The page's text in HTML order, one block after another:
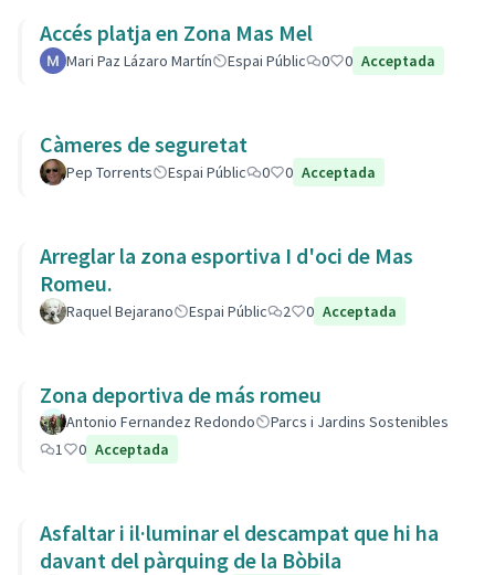
Accés platja en Zona Mas Mel
Mari Paz Lázaro Martín Espai Públic 0 0 Acceptada
Càmeres de seguretat
Pep Torrents Espai Públic 0 0 Acceptada
Arreglar la zona esportiva I d'oci de Mas
Romeu.
Raquel Bejarano Espai Públic 2 0 Acceptada
Zona deportiva de más romeu
Antonio Fernandez Redondo
Parcs i Jardins Sostenibles
1
0 Acceptada
Asfaltar i il·luminar el descampat que hi ha
davant del pàrquing de la Bòbila